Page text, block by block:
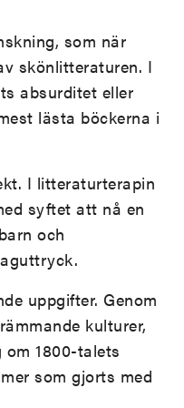
som när
skönlitteraturen. I
absurditet eller
lästa böckerna i
I litteraturterapin
syftet att nå en
och
uppgifter. Genom
kulturer,
1800-talets
som gjorts med